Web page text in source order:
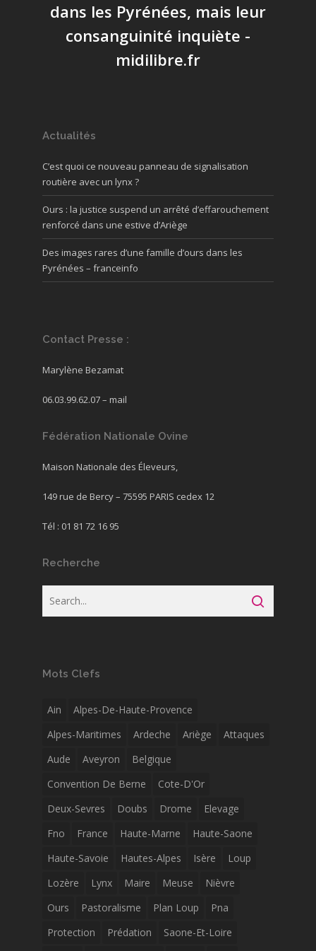
dans les Pyrénées, mais leur
consanguinité inquiète -
midilibre.fr
Actualités
C’est quoi ce nouveau panneau de signalisation
routière avec un lynx ?
Ours : la justice suspend un arrêté d’effarouchement
renforcé dans une estive d’Ariège
Des images rares d’une famille d’ours dans les
Pyrénées – franceinfo
Contact Presse :
Marylène Bezamat
06.03.99.62.07 – mail
Fédération Nationale Ovine
Maison Nationale des Éleveurs,
149 rue de Bercy – 75595 PARIS cedex 12
Tél : 01 81 72 16 95
Recherche
Mots Clefs
Ain
Alpes-De-Haute-Provence
Alpes-Maritimes
Ardeche Ariège
Attaques
Aude
Aveyron
Belgique
Convention De Berne
Cote-D'Or
Deux-Sevres
Doubs Drome
Elevage
Fno
France Haute-Marne
Haute-Saone
Haute-Savoie
Hautes-Alpes Isère
Loup
Lozère
Lynx Maire Meuse
Nièvre
Ours
Pastoralisme Plan Loup
Pna
Protection
Prédation
Saone-Et-Loire